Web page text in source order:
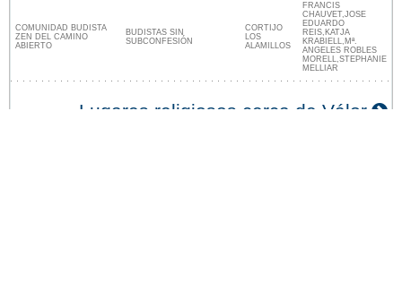
COMUNIDAD BUDISTA
ZEN DEL CAMINO
ABIERTO
BUDISTAS SIN
SUBCONFESIÓN
CORTIJO
LOS
ALAMILLOS
FRANCIS
CHAUVET,JOSE
EDUARDO
REIS,KATJA
KRABIELL,Mª.
ANGELES ROBLES
MORELL,STEPHANIE
MELLIAR
Lugares religiosos cerca de Válor